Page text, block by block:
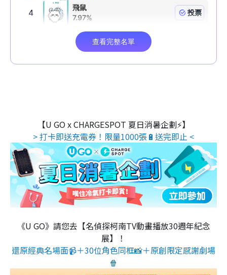
【U GO x CHARGESPOT 夏日消暑企劃⚡】
> 打卡即送充電券！限量1000張🔋送完即止 <
《U GO》請您去【名偵探柯南TV動畫播放30週年紀念
展】！
還原經典名場面📹＋30位角色同框📸＋原創限定感謝劇場
🍿